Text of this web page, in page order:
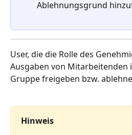
Ablehnungsgrund
User, die die Rolle des
Ausgaben von Mitarbeitenden
Gruppe freigeben bzw.
Hinweis